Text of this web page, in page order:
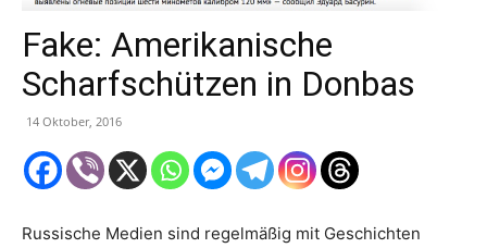
Fake: Amerikanische
Scharfschützen in Donbas
14 Oktober, 2016
Russische Medien sind regelmäßig mit Geschichten